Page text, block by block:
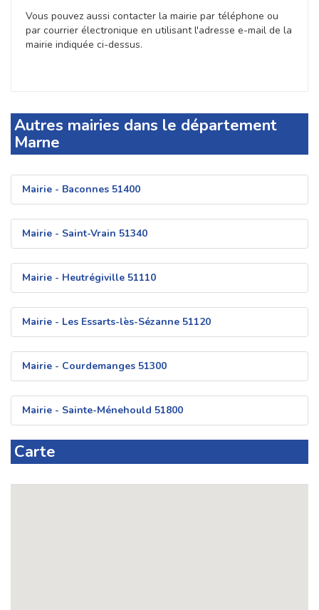
Vous pouvez aussi contacter la mairie par téléphone ou
par courrier électronique en utilisant l'adresse e-mail de la
mairie indiquée ci-dessus.
Autres mairies dans le département
Marne
Mairie - Baconnes 51400
Mairie - Saint-Vrain 51340
Mairie - Heutrégiville 51110
Mairie - Les Essarts-lès-Sézanne 51120
Mairie - Courdemanges 51300
Mairie - Sainte-Ménehould 51800
Carte